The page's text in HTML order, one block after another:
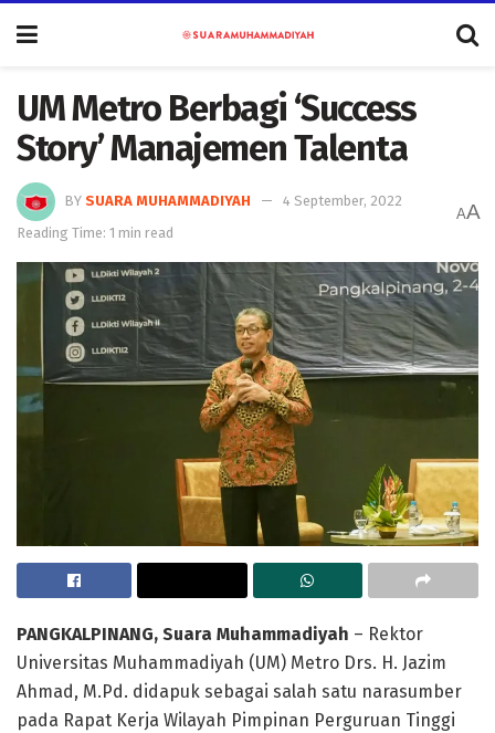
UM Metro Berbagi ‘Success
Story’ Manajemen Talenta
BY SUARA MUHAMMADIYAH
4 September, 2022
Reading Time: 1 min read
AA
PANGKALPINANG, Suara Muhammadiyah – Rektor
Universitas Muhammadiyah (UM) Metro Drs. H. Jazim
Ahmad, M.Pd. didapuk sebagai salah satu narasumber
pada Rapat Kerja Wilayah Pimpinan Perguruan Tinggi